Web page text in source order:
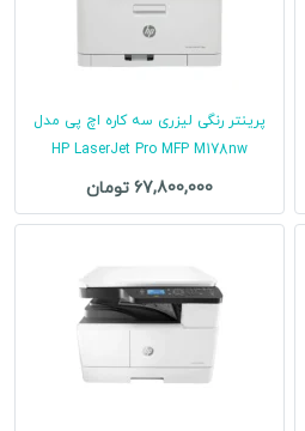
پرینتر رنگی لیزری سه کاره اچ پی مدل
HP LaserJet Pro MFP M178nw
67,800,000 تومان